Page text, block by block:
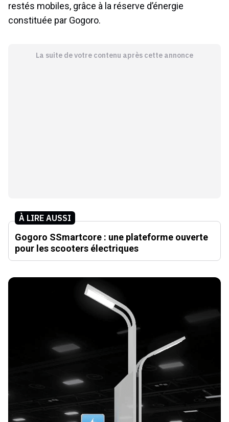
restés mobiles, grâce à la réserve d’énergie
constituée par Gogoro.
La suite de votre contenu après cette annonce
À LIRE AUSSI
Gogoro SSmartcore : une plateforme ouverte
pour les scooters électriques